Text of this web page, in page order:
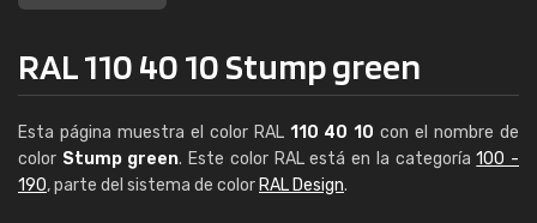
RAL 110 40 10 Stump green
Esta página muestra el color RAL 110 40 10 con el nombre de
color Stump green. Este color RAL está en la categoría100 -
190, parte del sistema de color RAL Design.